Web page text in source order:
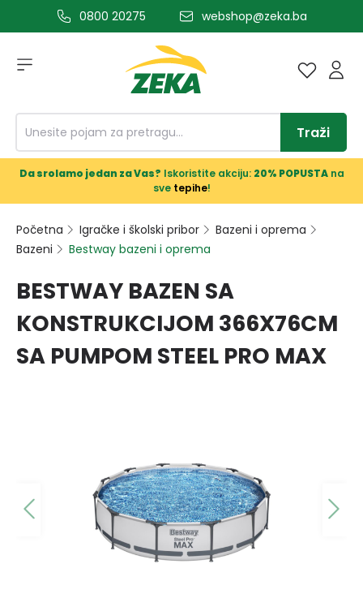
glavni sadržaj0800 20275 webshop@zeka.ba
Traži
Da srolamo jedan za Vas? Iskoristite akciju: 20% POPUSTAna
sve tepihe!
Početna Igračke i školski pribor
Bazeni i oprema
Bazeni
Bestway bazeni i oprema
BESTWAY BAZEN SA
KONSTRUKCIJOM 366X76CM
SA PUMPOM STEEL PRO MAX